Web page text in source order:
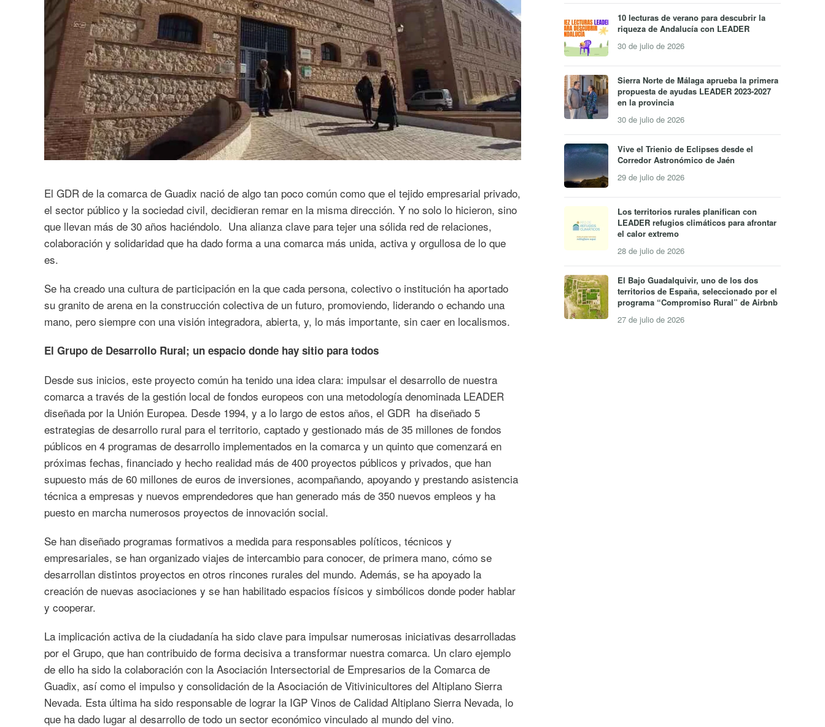
El GDR de la comarca de Guadix nació de algo tan poco común como que el tejido empresarial privado,
el sector público y la sociedad civil, decidieran remar en la misma dirección. Y no solo lo hicieron, sino
que llevan más de 30 años haciéndolo. Una alianza clave para tejer una sólida red de relaciones,
colaboración y solidaridad que ha dado forma a una comarca más unida, activa y orgullosa de lo que
es.
Se ha creado una cultura de participación en la que cada persona, colectivo o institución ha aportado
su granito de arena en la construcción colectiva de un futuro, promoviendo, liderando o echando una
mano, pero siempre con una visión integradora, abierta, y, lo más importante, sin caer en localismos.
El Grupo de Desarrollo Rural; un espacio donde hay sitio para todos
Desde sus inicios, este proyecto común ha tenido una idea clara: impulsar el desarrollo de nuestra
comarca a través de la gestión local de fondos europeos con una metodología denominada LEADER
diseñada por la Unión Europea. Desde 1994, y a lo largo de estos años, el GDR ha diseñado 5
estrategias de desarrollo rural para el territorio, captado y gestionado más de 35 millones de fondos
públicos en 4 programas de desarrollo implementados en la comarca y un quinto que comenzará en
próximas fechas, financiado y hecho realidad más de 400 proyectos públicos y privados, que han
supuesto más de 60 millones de euros de inversiones, acompañando, apoyando y prestando asistencia
técnica a empresas y nuevos emprendedores que han generado más de 350 nuevos empleos y ha
puesto en marcha numerosos proyectos de innovación social.
Se han diseñado programas formativos a medida para responsables políticos, técnicos y
empresariales, se han organizado viajes de intercambio para conocer, de primera mano, cómo se
desarrollan distintos proyectos en otros rincones rurales del mundo. Además, se ha apoyado la
creación de nuevas asociaciones y se han habilitado espacios físicos y simbólicos donde poder hablar
y cooperar.
La implicación activa de la ciudadanía ha sido clave para impulsar numerosas iniciativas desarrolladas
por el Grupo, que han contribuido de forma decisiva a transformar nuestra comarca. Un claro ejemplo
de ello ha sido la colaboración con la Asociación Intersectorial de Empresarios de la Comarca de
Guadix, así como el impulso y consolidación de la Asociación de Vitivinicultores del Altiplano Sierra
Nevada. Esta última ha sido responsable de lograr la IGP Vinos de Calidad Altiplano Sierra Nevada, lo
que ha dado lugar al desarrollo de todo un sector económico vinculado al mundo del vino.
10 lecturas de verano para descubrir la
riqueza de Andalucía con LEADER
30 de julio de 2026
Sierra Norte de Málaga aprueba la primera
propuesta de ayudas LEADER 2023-2027
en la provincia
30 de julio de 2026
Vive el Trienio de Eclipses desde el
Corredor Astronómico de Jaén
29 de julio de 2026
Los territorios rurales planifican con
LEADER refugios climáticos para afrontar
el calor extremo
28 de julio de 2026
El Bajo Guadalquivir, uno de los dos
territorios de España, seleccionado por el
programa “Compromiso Rural” de Airbnb
27 de julio de 2026